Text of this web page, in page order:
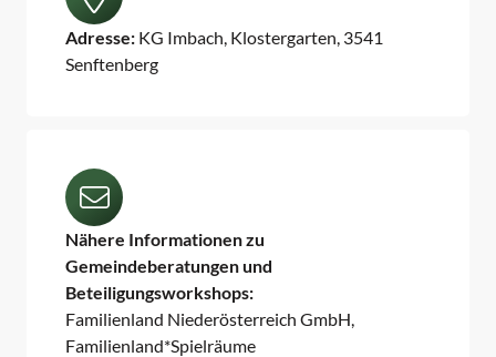
Adresse: KG Imbach, Klostergarten, 3541
Senftenberg
Nähere Informationen zu
Gemeindeberatungen und
Beteiligungsworkshops:
Familienland Niederösterreich GmbH,
Familienland*Spielräume